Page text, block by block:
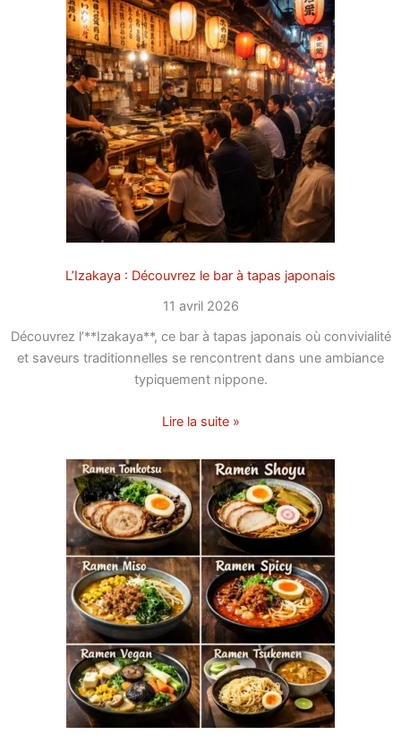
L’Izakaya : Découvrez le bar à tapas japonais
11 avril 2026
Découvrez l’**Izakaya**, ce bar à tapas japonais où convivialité
et saveurs traditionnelles se rencontrent dans une ambiance
typiquement nippone.
Lire la suite »